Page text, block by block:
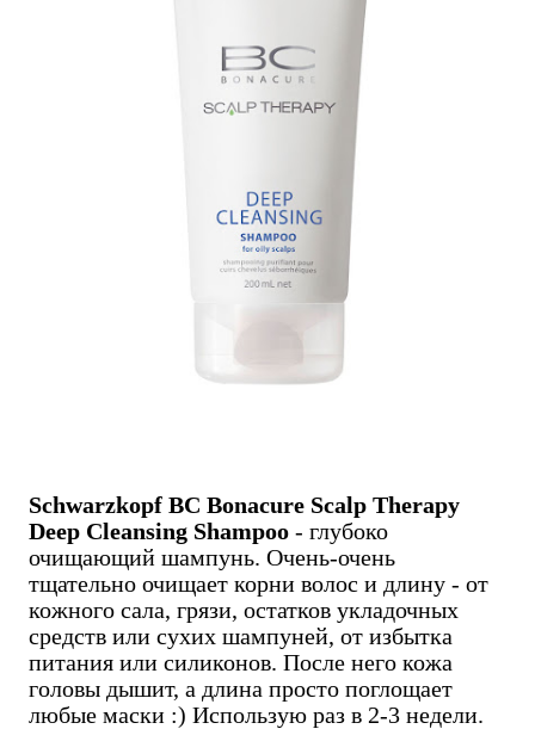
Schwarzkopf ВС Bonacure Scalp Therapy
Deep Cleansing Shampoo - глубоко
очищающий шампунь. Очень-очень
тщательно очищает корни волос и длину - от
кожного сала, грязи, остатков укладочных
средств или сухих шампуней, от избытка
питания или силиконов. После него кожа
головы дышит, а длина просто поглощает
любые маски :) Использую раз в 2-3 недели.